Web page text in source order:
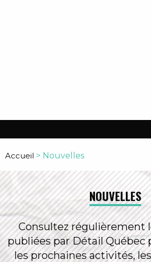
Accueil > Nouvelles
NOUVELLES
Consultez régulièrement
publiées par Détail Québec
les prochaines activités,